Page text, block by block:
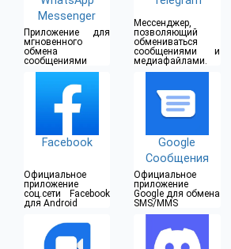
Messenger
Приложение для
мгновенного
обмена
сообщениями
Мессенджер,
позволяющий
обмениваться
сообщениями и
медиафайлами.
Facebook
Официальное
приложение
соц.сети Facebook
для Android
Google
Сообщения
Официальное
приложение
Google для обмена
SMS/MMS